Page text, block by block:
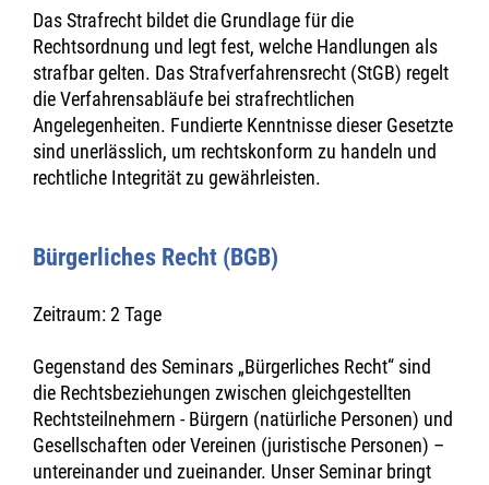
Das Strafrecht bildet die Grundlage für die
Rechtsordnung und legt fest, welche Handlungen als
strafbar gelten. Das Strafverfahrensrecht (StGB) regelt
die Verfahrensabläufe bei strafrechtlichen
Angelegenheiten. Fundierte Kenntnisse dieser Gesetzte
sind unerlässlich, um rechtskonform zu handeln und
rechtliche Integrität zu gewährleisten.
Bürgerliches Recht (BGB)
Zeitraum: 2 Tage
Gegenstand des Seminars „Bürgerliches Recht“ sind
die Rechtsbeziehungen zwischen gleichgestellten
Rechtsteilnehmern - Bürgern (natürliche Personen) und
Gesellschaften oder Vereinen (juristische Personen) –
untereinander und zueinander. Unser Seminar bringt